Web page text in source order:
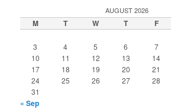
AUGUST 2026
M T W T F
3
4 5 6 7
10
11 12 13 14
17
18 19 20 21
24
25 26 27 28
31
« Sep